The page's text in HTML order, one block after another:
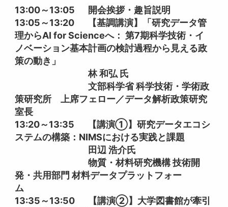
13:00～13:05 開会挨拶・趣旨説明
13:05～13:20 【基調講演】「研究データ管
理からAI for Scienceへ： 第7期科学技術・イ
ノベーション基本計画の検討過程から見える政
策の動き」
林 和弘 氏
文部科学省 科学技術・学術政
策研究所 上席フェロー／データ解析政策研究
室長
13:20～13:35 【講演①】研究データエコシ
ステムの構築：NIMSにおける実践と課題
田辺 浩介氏
物質・材料研究機構 技術開
発・共用部門 材料データプラットフォー
ム
13:35～13:50 【講演②】大学図書館が牽引